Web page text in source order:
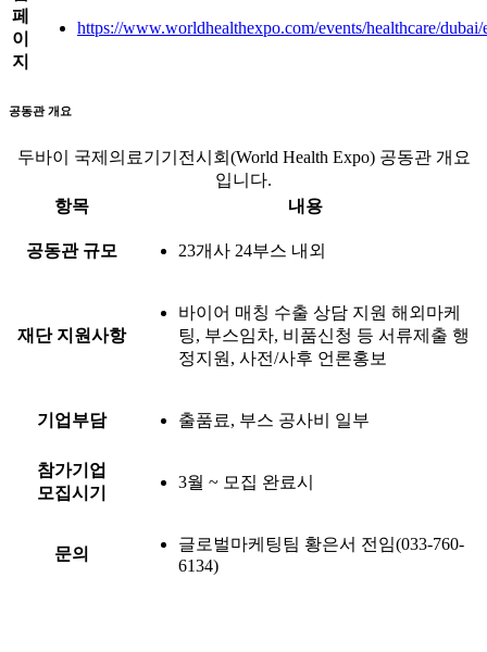
페
이
지
https://www.worldhealthexpo.com/events/healthcare/
공동관 개요
두바이 국제의료기기전시회(World Health Expo) 공동관 개요
입니다.
항목
내용
공동관 규모 23개사 24부스 내외
재단 지원사항
바이어 매칭 수출 상담 지원 해외마케
팅, 부스임차, 비품신청 등 서류제출 행
정지원, 사전/사후 언론홍보
기업부담 출품료, 부스 공사비 일부
참가기업
모집시기
3월 ~ 모집 완료시
문의
글로벌마케팅팀 황은서 전임(033-760-
6134)